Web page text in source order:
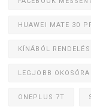
HUAWEI MATE 30
KÍNÁBÓL RENDELÉS
LEGJOBB OKOSÓRA
ONEPLUS 7T